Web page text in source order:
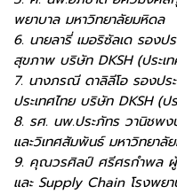
พยาบาล มหาวิทยาลัยมหิดล
6. นายลารี่ เมอริซัลเด รอง
สุขภาพ บริษัท DKSH (ประเ
7. นางภรณี ดาลิลีโอ รองปร
ประเทศไทย บริษัท DKSH (ป
8. รศ. นพ.ประภัทร วานิชพ
และวิเทศสัมพันธ์ มหาวิทยาลั
9. คุณวรศิลป์ ศรีศรกำพล ผู้
และ Supply Chain โรงพยา